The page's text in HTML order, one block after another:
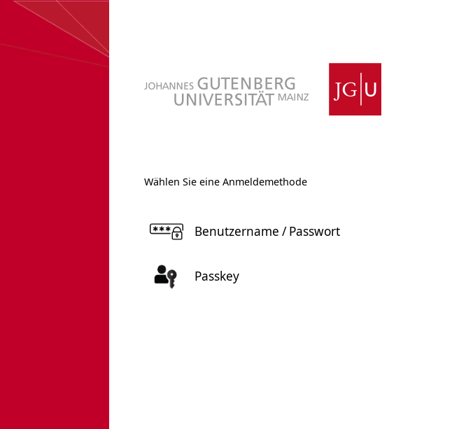
Wählen Sie eine Anmeldemethode
Benutzername / Passwort
Passkey